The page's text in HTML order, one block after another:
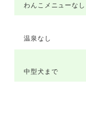
わんこメニューなし
温泉なし
中型犬まで